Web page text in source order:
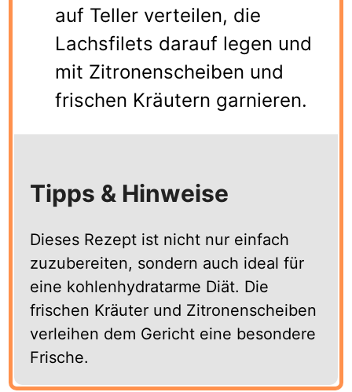
auf Teller verteilen, die
Lachsfilets darauf legen und
mit Zitronenscheiben und
frischen Kräutern garnieren.
Tipps & Hinweise
Dieses Rezept ist nicht nur einfach
zuzubereiten, sondern auch ideal für
eine kohlenhydratarme Diät. Die
frischen Kräuter und Zitronenscheiben
verleihen dem Gericht eine besondere
Frische.